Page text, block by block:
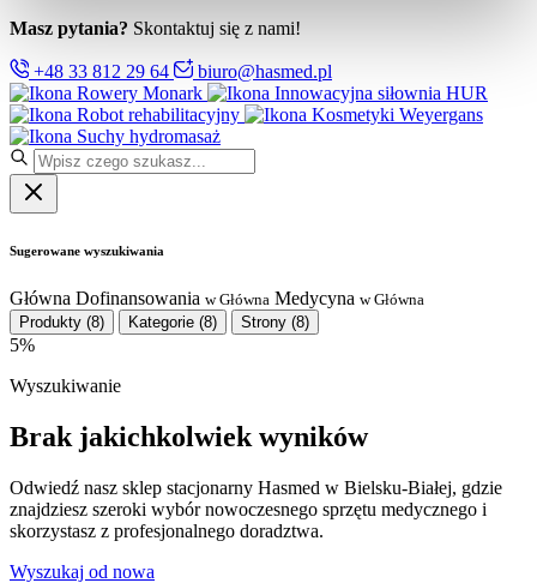
Masz pytania? Skontaktuj się z nami!
+48 33 812 29 64
biuro@hasmed.pl
Rowery Monark
Innowacyjna siłownia HUR
Robot rehabilitacyjny
Kosmetyki Weyergans
Suchy hydromasaż
Sugerowane wyszukiwania
Główna Dofinansowania w Główna Medycyna w Główna
Produkty (8) Kategorie (8) Strony (8)
5%
Wyszukiwanie
Brak jakichkolwiek wyników
Odwiedź nasz sklep stacjonarny Hasmed w Bielsku-Białej, gdzie
znajdziesz szeroki wybór nowoczesnego sprzętu medycznego i
skorzystasz z profesjonalnego doradztwa.
Wyszukaj od nowa